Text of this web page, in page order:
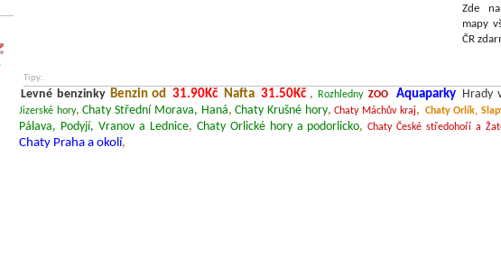
Zde
mapy
ČR
Tipy..
Levné benzinkyBenzin od 31.90Kč Nafta 31.50Kč , Rozhledny ZOO Aquaparky Hrady
Jizerské hory,Chaty Střední Morava, Haná,Chaty Krušné hory,Chaty Máchův kraj, Chaty Orlík,
Pálava, Podyjí, Vranov a Lednice, Chaty Orlické hory a podorlicko,Chaty České středohoří a
Chaty Praha a okolí,